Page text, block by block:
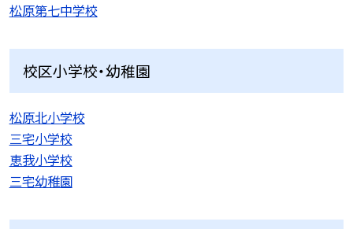
松原第七中学校
校区小学校・幼稚園
松原北小学校
三宅小学校
恵我小学校
三宅幼稚園